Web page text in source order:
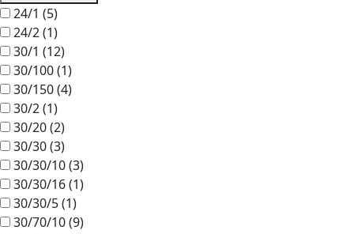
24/1 (5)
24/2(1)
30/1 (12)
30/100(1)
30/150(4)
30/2(1)
30/20(2)
30/30(3)
30/30/10(3)
30/30/16(1)
30/30/5(1)
30/70/10(9)